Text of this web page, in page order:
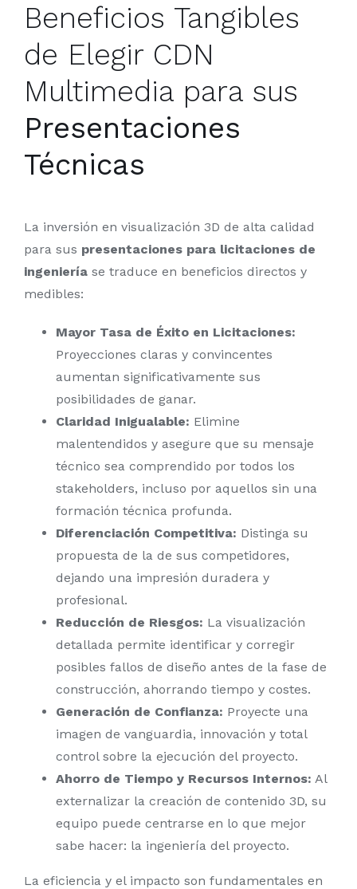
Beneficios Tangibles
de Elegir CDN
Multimedia para sus
Presentaciones
Técnicas
La inversión en visualización 3D de alta calidad
para sus presentaciones para licitaciones de
ingeniería se traduce en beneficios directos y
medibles:
Mayor Tasa de Éxito en Licitaciones:
Proyecciones claras y convincentes
aumentan significativamente sus
posibilidades de ganar.
Claridad Inigualable: Elimine
malentendidos y asegure que su mensaje
técnico sea comprendido por todos los
stakeholders, incluso por aquellos sin una
formación técnica profunda.
Diferenciación Competitiva: Distinga su
propuesta de la de sus competidores,
dejando una impresión duradera y
profesional.
Reducción de Riesgos: La visualización
detallada permite identificar y corregir
posibles fallos de diseño antes de la fase de
construcción, ahorrando tiempo y costes.
Generación de Confianza: Proyecte una
imagen de vanguardia, innovación y total
control sobre la ejecución del proyecto.
Ahorro de Tiempo y Recursos Internos: Al
externalizar la creación de contenido 3D, su
equipo puede centrarse en lo que mejor
sabe hacer: la ingeniería del proyecto.
La eficiencia y el impacto son fundamentales en